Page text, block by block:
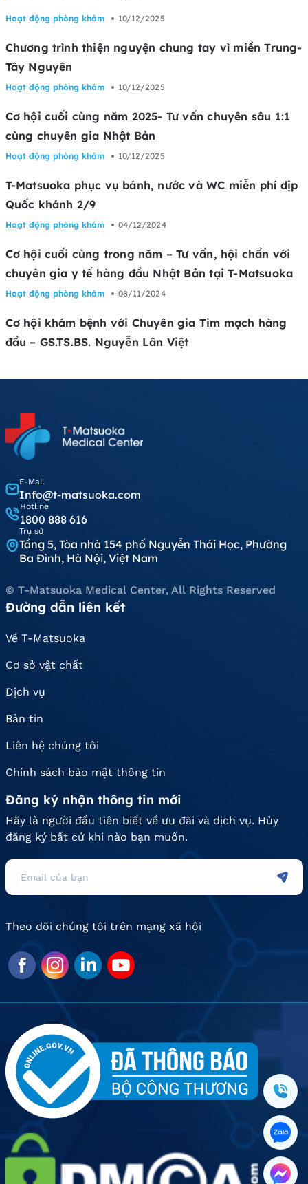
Hoạt động phòng khám 10/12/2025
Chương trình thiện nguyện chung tay vì miền Trung-
Tây Nguyên
Hoạt động phòng khám 10/12/2025
Cơ hội cuối cùng năm 2025- Tư vấn chuyên sâu 1:1
cùng chuyên gia Nhật Bản
Hoạt động phòng khám 10/12/2025
T-Matsuoka phục vụ bánh, nước và WC miễn phí dịp
Quốc khánh 2/9
Hoạt động phòng khám 04/12/2024
Cơ hội cuối cùng trong năm – Tư vấn, hội chẩn với
chuyên gia y tế hàng đầu Nhật Bản tại T-Matsuoka
Hoạt động phòng khám 08/11/2024
Cơ hội khám bệnh với Chuyên gia Tim mạch hàng
đầu – GS.TS.BS. Nguyễn Lân Việt
E-Mail
Info@t-matsuoka.com
Hotline
1800 888 616
Trụ sở
Tầng 5, Tòa nhà 154 phố Nguyễn Thái Học, Phường
Ba Đình, Hà Nội, Việt Nam
© T-Matsuoka Medical Center, All Rights Reserved
Đường dẫn liên kết
Về T-Matsuoka
Cơ sở vật chất
Dịch vụ
Bản tin
Liên hệ chúng tôi
Chính sách bảo mật thông tin
Đăng ký nhận thông tin mới
Hãy là người đầu tiên biết về ưu đãi và dịch vụ. Hủy
đăng ký bất cứ khi nào bạn muốn.
Theo dõi chúng tôi trên mạng xã hội